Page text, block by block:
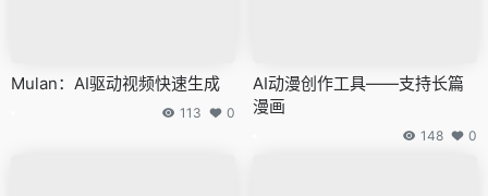
Mulan：AI驱动视频快速生成
113 0
AI动漫创作工具——支持长篇
漫画
148 0